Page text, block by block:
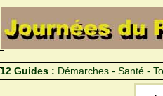
12 Guides : Démarches - Santé -